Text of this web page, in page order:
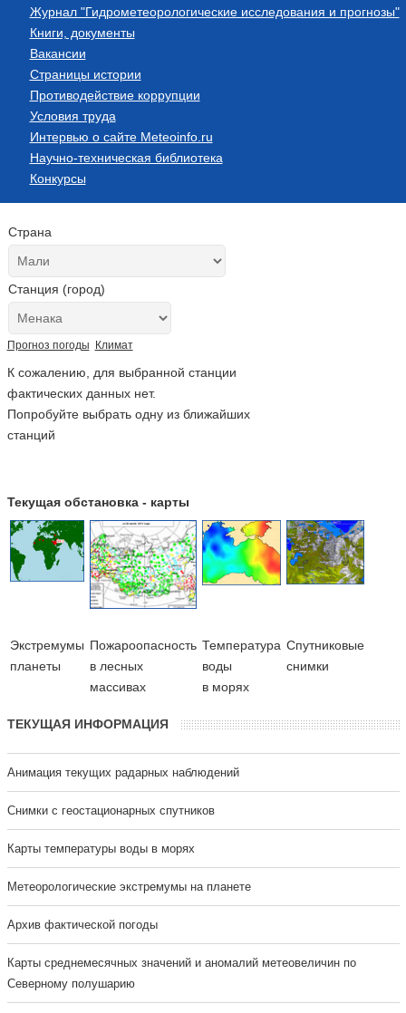
Журнал "Гидрометеорологические исследования и прогнозы"
Книги, документы
Вакансии
Страницы истории
Противодействие коррупции
Условия труда
Интервью о сайте Meteoinfo.ru
Научно-техническая библиотека
Конкурсы
Страна
Станция (город)
Прогноз погоды Климат
К сожалению, для выбранной станции
фактических данных нет.
Попробуйте выбрать одну из ближайших
станций
Текущая обстановка - карты
Экстремумы
планеты
Пожароопасность
в лесных
массивах
Температура
воды
в морях
Cпутниковые
снимки
ТЕКУЩАЯ ИНФОРМАЦИЯ
Анимация текущих радарных наблюдений
Cнимки с геостационарных спутников
Карты температуры воды в морях
Метеорологические экстремумы на планете
Архив фактической погоды
Карты среднемесячных значений и аномалий метеовеличин по
Северному полушарию